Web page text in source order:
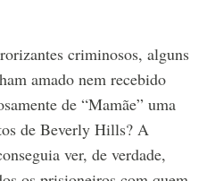
criminosos, alguns
amado nem recebido
de “Mamãe” uma
de Beverly Hills? A
ver, de verdade,